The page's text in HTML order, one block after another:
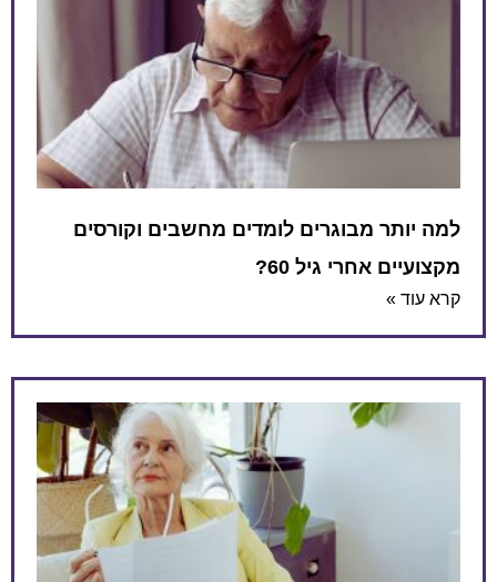
למה יותר מבוגרים לומדים מחשבים וקורסים
מקצועיים אחרי גיל 60?
קרא עוד »